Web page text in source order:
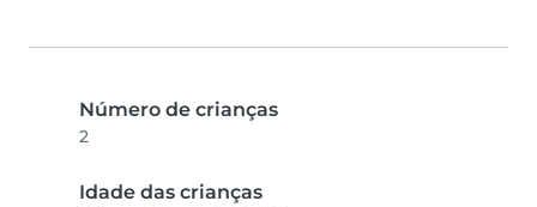
Número de crianças
2
Idade das crianças